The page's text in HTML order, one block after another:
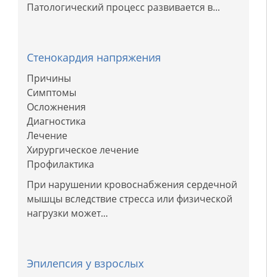
Патологический процесс развивается в...
Стенокардия напряжения
Причины
Симптомы
Осложнения
Диагностика
Лечение
Хирургическое лечение
Профилактика
При нарушении кровоснабжения сердечной
мышцы вследствие стресса или физической
нагрузки может...
Эпилепсия у взрослых